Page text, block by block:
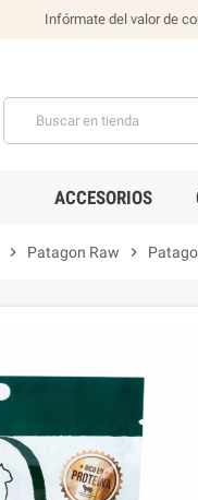
Infórmate del valor de
ACCESORIOS
chevron_right Patagon Raw chevron_right